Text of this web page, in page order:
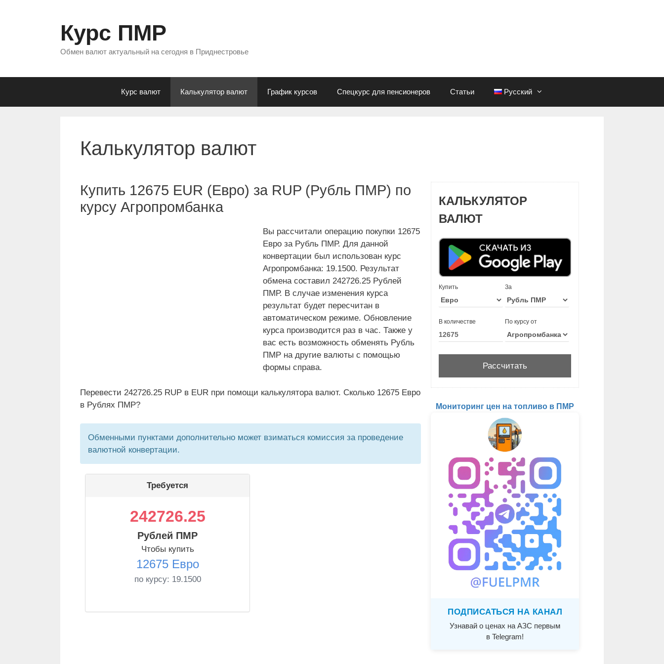
Курс ПМР
Обмен валют актуальный на сегодня в Приднестровье
Курс валют Калькулятор валют График курсов Спецкурс для пенсионеров Статьи Русский
Калькулятор валют
Купить 12675 EUR (Евро) за RUP (Рубль ПМР) по
курсу Агропромбанка
Вы рассчитали операцию покупки 12675
Евро за Рубль ПМР. Для данной
конвертации был использован курс
Агропромбанка: 19.1500. Результат
обмена составил 242726.25 Рублей
ПМР. В случае изменения курса
результат будет пересчитан в
автоматическом режиме. Обновление
курса производится раз в час. Также у
вас есть возможность обменять Рубль
ПМР на другие валюты с помощью
формы справа.
Перевести 242726.25 RUP в EUR при помощи калькулятора валют. Сколько 12675 Евро
в Рублях ПМР?
Обменными пунктами дополнительно может взиматься комиссия за проведение
валютной конвертации.
Требуется
242726.25
Рублей ПМР
Чтобы купить
12675 Евро
по курсу: 19.1500
КАЛЬКУЛЯТОР
ВАЛЮТ
Купить За
В количестве По курсу от
Мониторинг цен на топливо в ПМР
ПОДПИСАТЬСЯ НА КАНАЛ
Узнавай о ценах на АЗС первым
в Telegram!